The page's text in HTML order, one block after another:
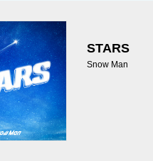
STARS
Snow Man